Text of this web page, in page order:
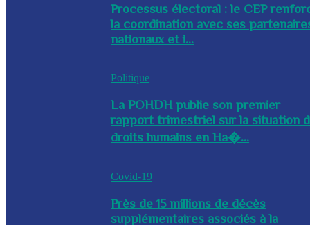
Processus électoral : le CEP
la coordination avec ses
nationaux et i...
Politique
La POHDH publie son premier
rapport trimestriel sur la situation
droits humains en Ha�...
Covid-19
Près de 15 millions de décès
supplémentaires associés à la